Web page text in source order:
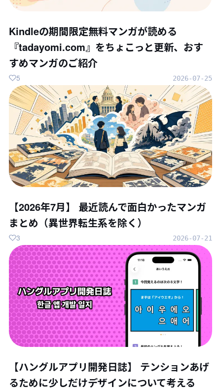
Kindleの期間限定無料マンガが読める
『tadayomi.com』をちょこっと更新、おす
すめマンガのご紹介
2026-07-25
5
【2026年7月】 最近読んで面白かったマンガ
まとめ（異世界転生系を除く）
2026-07-21
3
【ハングルアプリ開発日誌】 テンションあげ
るために少しだけデザインについて考える